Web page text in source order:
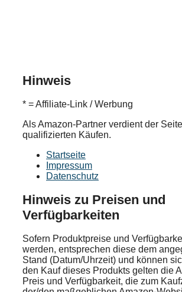
Hinweis
* = Affiliate-Link / Werbung
Als Amazon-Partner verdient der
qualifizierten Käufen.
Startseite
Impressum
Datenschutz
Hinweis zu Preisen und
Verfügbarkeiten
Sofern Produktpreise und
werden, entsprechen diese dem
Stand (Datum/Uhrzeit) und können
den Kauf dieses Produkts gelten die
Preis und Verfügbarkeit, die zum